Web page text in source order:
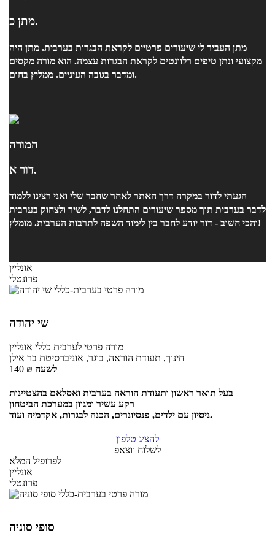
מתן כ.
מתן העביר לי שיעורים פרטיים לקראת הבגרות בערבית. מתן היה
מקצועי ונתן טיפים רלוונטים לקראת הבגרות עצמה. הוא מורה מקסים
ומדבר בגובה העיניים. ממליץ בחום.
המורה
דור א.
הגעתי לדור במקרה דרך האתר לאחר שחבר שלי ואני רצינו ללמוד
לדבר בערבית תוך מספר שיעורים התחלנו לדבר, לשיר ולצחוק בערבית
והכי חשוב - דור יודע לחבר בין לימוד השפה לתרבות הערבית. מומלץ!
אונליין
פרונטלי
שי יהודה
מורה פרטי לערבית כללי אונליין
חינוך, תעודת הוראה, בוגר, אוניברסיטת בר אילן
140 ₪ לשעה
בעל תואר ראשון ותעודת הוראה בערבית ואסלאם בהצטיינות
רקע עשיר ומגוון במערכת הביטחון
ניסיון עם ילדים, פנסיונרים, הכנה לבגרות, אקדמיה ועוד.
להציג טלפון
לשלוח ווצאפ
לפרופיל המלא
אונליין
פרונטלי
סופי סוניה